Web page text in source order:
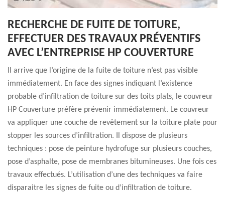
RECHERCHE DE FUITE DE TOITURE,
EFFECTUER DES TRAVAUX PRÉVENTIFS
AVEC L’ENTREPRISE HP COUVERTURE
Il arrive que l’origine de la fuite de toiture n’est pas visible
immédiatement. En face des signes indiquant l’existence
probable d’infiltration de toiture sur des toits plats, le couvreur
HP Couverture préfère prévenir immédiatement. Le couvreur
va appliquer une couche de revêtement sur la toiture plate pour
stopper les sources d’infiltration. Il dispose de plusieurs
techniques : pose de peinture hydrofuge sur plusieurs couches,
pose d’asphalte, pose de membranes bitumineuses. Une fois ces
travaux effectués. L’utilisation d’une des techniques va faire
disparaitre les signes de fuite ou d’infiltration de toiture.